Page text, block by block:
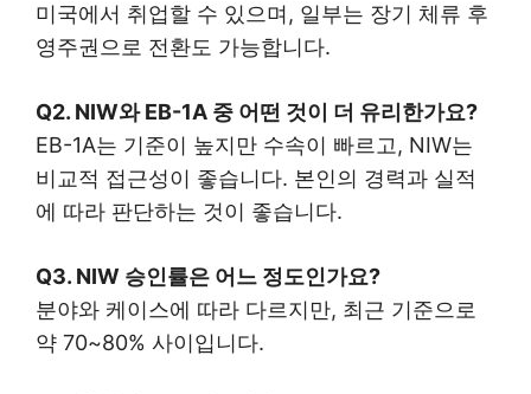
미국에서 취업할 수 있으며, 일부는 장기 체류 후
영주권으로 전환도 가능합니다.
Q2. NIW와 EB-1A 중 어떤 것이 더 유리한가요?
EB-1A는 기준이 높지만 수속이 빠르고, NIW는
비교적 접근성이 좋습니다. 본인의 경력과 실적
에 따라 판단하는 것이 좋습니다.
Q3. NIW 승인률은 어느 정도인가요?
분야와 케이스에 따라 다르지만, 최근 기준으로
약 70~80% 사이입니다.